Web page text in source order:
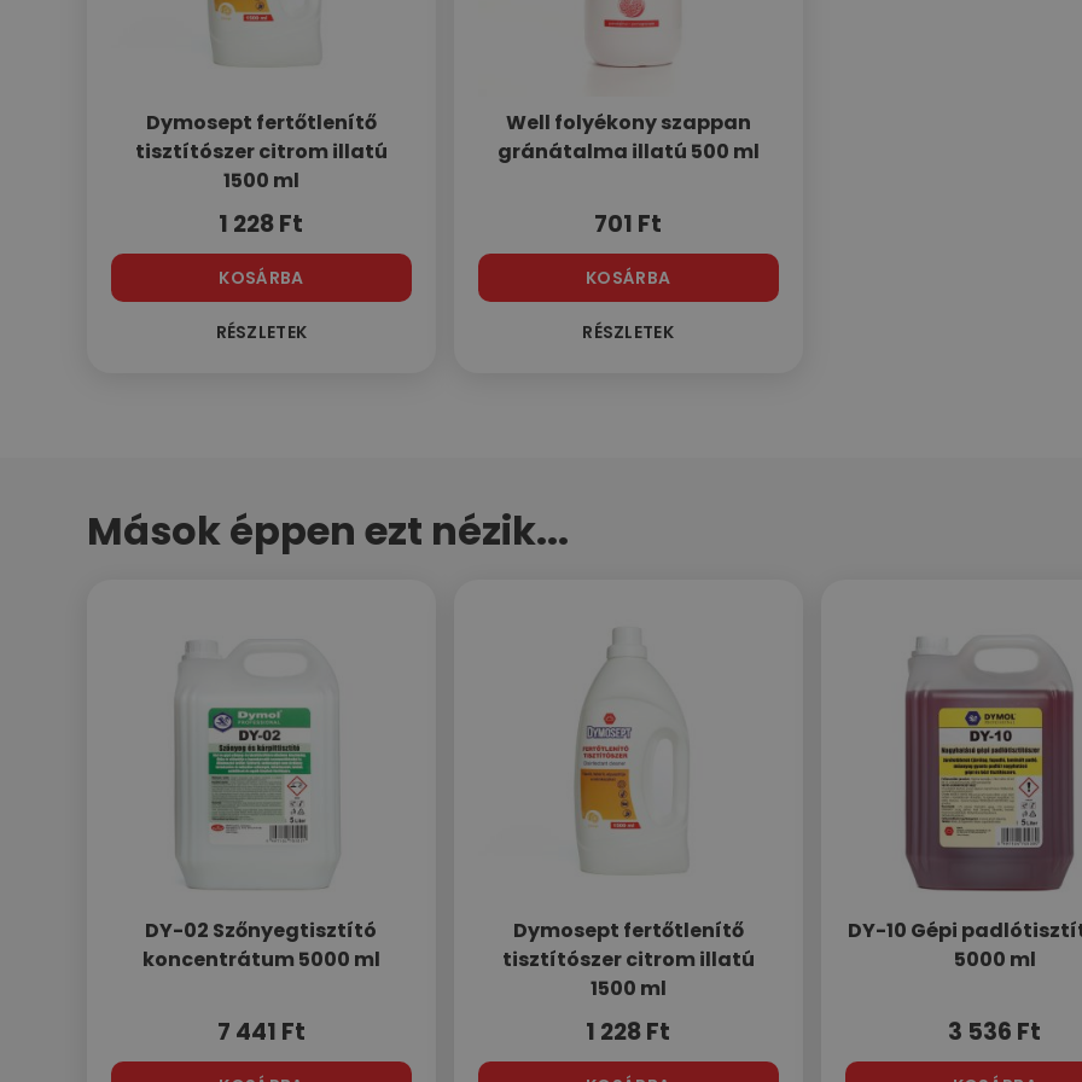
Dymosept fertőtlenítő
tisztítószer citrom illatú
1500 ml
1 228Ft
KOSÁRBA
RÉSZLETEK
Well folyékony szappan
gránátalma illatú 500 ml
701 Ft
KOSÁRBA
RÉSZLETEK
Mások éppen ezt nézik...
DY-02 Szőnyegtisztító
koncentrátum 5000 ml
7 441 Ft
Dymosept fertőtlenítő
tisztítószer citrom illatú
1500 ml
1 228Ft
DY-10 Gépi
5000 ml
3 536 Ft